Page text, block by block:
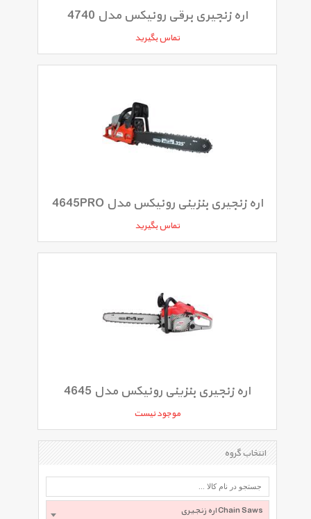
اره زنجیری برقی رونیکس مدل 4740
تماس بگیرید
اره زنجیری بنزینی رونیکس مدل 4645PRO
تماس بگیرید
اره زنجیری بنزینی رونیکس مدل 4645
موجود نیست
انتخاب گروه
اره زنجیری Chain Saws